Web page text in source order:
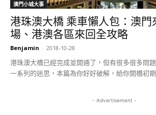
澳門小城大事
港珠澳大橋 乘車懶人包：澳門
場、港澳各區來回全攻略
Benjamin - 2018-10-28
港珠澳大橋已經完成並開通了，但有很多很多問
一系列的迷思，本篇為你好好破解，給你開橋初
- Advertisement -